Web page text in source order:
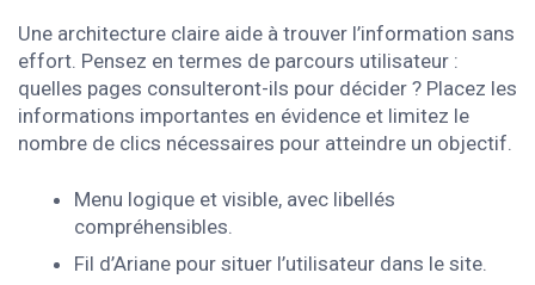
Une architecture claire aide à trouver l’information sans
effort. Pensez en termes de parcours utilisateur :
quelles pages consulteront-ils pour décider ? Placez les
informations importantes en évidence et limitez le
nombre de clics nécessaires pour atteindre un objectif.
Menu logique et visible, avec libellés
compréhensibles.
Fil d’Ariane pour situer l’utilisateur dans le site.